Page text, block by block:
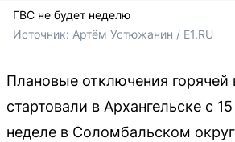
ГВС не будет неделю
Источник: Артём Устюжанин / E1.RU
Плановые отключения горячей
стартовали в Архангельске с
неделе в Соломбальском